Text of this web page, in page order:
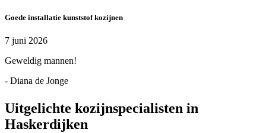
Goede installatie kunststof kozijnen
7 juni 2026
Geweldig mannen!
- Diana de Jonge
Uitgelichte kozijnspecialisten in
Haskerdijken